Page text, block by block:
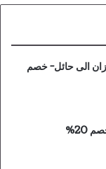
الى حائل- خصم